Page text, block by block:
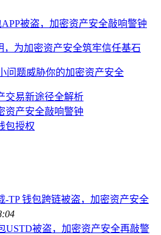
被盗，加密资产安全敲响警钟
，为加密资产安全筑牢信任基石
问题威胁你的加密资产安全
交易新途径全解析
资产安全敲响警钟
包授权
-TP 钱包跨链被盗，加密资产安全
USTD被盗，加密资产安全再敲警